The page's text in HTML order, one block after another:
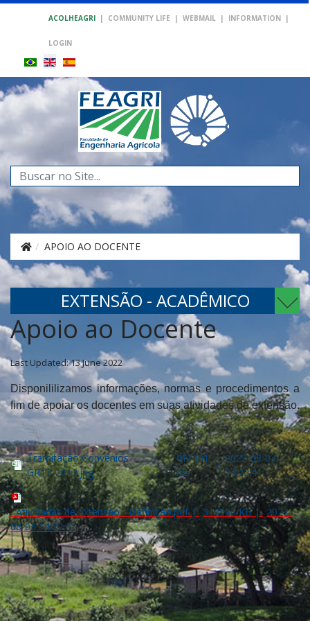
ACOLHEAGRI | COMMUNITY LIFE | WEBMAIL | INFORMATION |
LOGIN
Search
...
APOIO AO DOCENTE
EXTENSÃO - ACADÊMICO
Apoio ao Docente
Last Updated: 13 June 2022
Disponililizamos informações, normas e procedimentos a
fim de apoiar os docentes em suas atividades de extensão.
Tramitação Convênios
GR17_2012.jpg
|
411431
KB
|
2022-08-03
14:22:41
Atividades de Extensão - Definição.pdf| 314596 KB| 2022-
08-03 14:22:41